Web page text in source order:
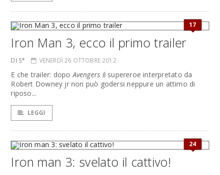
17
Iron Man 3, ecco il primo trailer
DI S* VENERDÌ 26 OTTOBRE 2012
E che trailer: dopoAvengers il supereroe interpretato da
Robert Downey jr non può godersi neppure un attimo di
riposo...
LEGGI
24
Iron man 3: svelato il cattivo!